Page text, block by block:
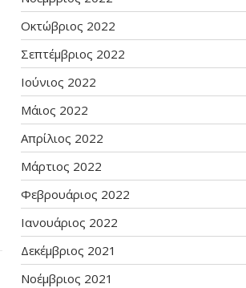
Οκτώβριος 2022
Σεπτέμβριος 2022
Ιούνιος 2022
Μάιος 2022
Απρίλιος 2022
Μάρτιος 2022
Φεβρουάριος 2022
Ιανουάριος 2022
Δεκέμβριος 2021
Νοέμβριος 2021